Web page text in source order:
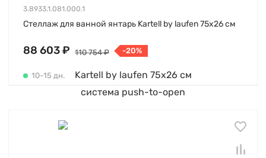
3.8933.1.081.000.1
Стеллаж для ванной янтарь Kartell by laufen 75х26 см
88 603 ₽ 110 754 ₽ -20%
10-15 дн.